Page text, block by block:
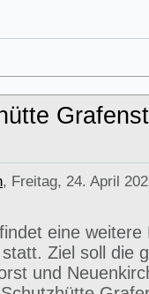
, Freitag, 24. April
eine weitere
Ziel soll die
und